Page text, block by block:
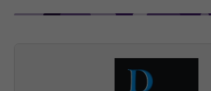
je veilig op je eigen ondergrondse